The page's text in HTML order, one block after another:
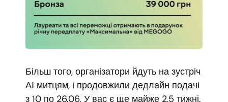
Більш того, організатори йдуть на зустріч
АІ митцям, і продовжили дедлайн подачі
з 10 по 26.06. У вас є ще майже 2,5 тижні.